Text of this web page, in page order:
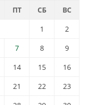
ПТ СБ
ВС
1
2
7 8
9
14 15
16
21 22
23